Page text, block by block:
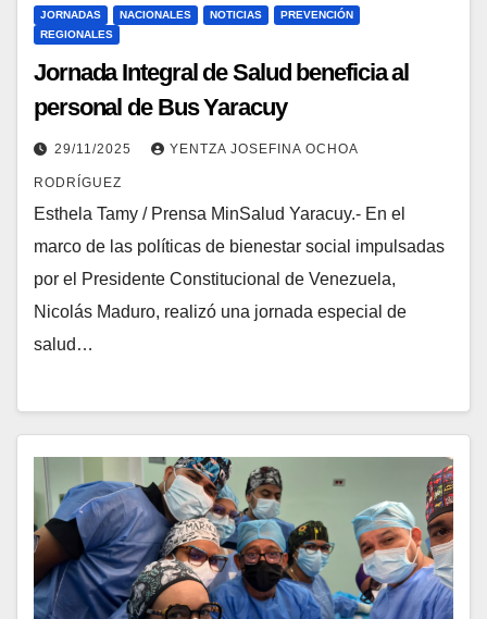
JORNADAS NACIONALES NOTICIAS
PREVENCIÓN
REGIONALES
Jornada Integral de Salud beneficia al
personal de Bus Yaracuy
29/11/2025 YENTZA JOSEFINA OCHOA
RODRÍGUEZ
Esthela Tamy / Prensa MinSalud Yaracuy.- En el
marco de las políticas de bienestar social impulsadas
por el Presidente Constitucional de Venezuela,
Nicolás Maduro, realizó una jornada especial de
salud…